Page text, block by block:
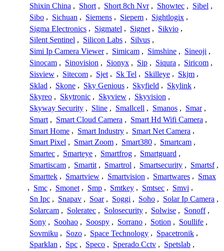
Shixin China , Short , Short 8ch Nvr , Showtec , Sibel ,
Sibo , Sichuan , Siemens , Siepem , Sightlogix ,
Sigma Electronics , Sigmatel , Signet , Sikvio ,
Silent Sentinel , Silicon Labs , Silvus ,
Simi Ip Camera Viewer , Simicam , Simshine , Sineoji ,
Sinocam , Sinovision , Sionyx , Sip , Siqura , Siricom ,
Sisview , Sitecom , Sjet , Sk Tel , Skilleye , Skjm ,
Sklad , Skone , Sky Genious , Skyfield , Skylink ,
Skyreo , Skytronic , Skyview , Skyvision ,
Skyway Security , Sline , Smallcell , Smanos , Smar ,
Smart , Smart Cloud Camera , Smart Hd Wifi Camera ,
Smart Home , Smart Industry , Smart Net Camera ,
Smart Pixel , Smart Zoom , Smart380 , Smartcam ,
Smartec , Smarteye , Smartfrog , Smartguard ,
Smartiscam , Smartit , Smartrol , Smartsecurity , Smartsf ,
Smarttek , Smartview , Smartvision , Smartwares , Smax
, Smc , Smonet , Smp , Smtkey , Smtsec , Smvi ,
Sn Ipc , Snapav , Soar , Soggi , Soho , Solar Ip Camera ,
Solarcam , Soleratec , Solosecurity , Solwise , Sonoff ,
Sony , Soohao , Soospy , Sorrano , Sotion , Soullife ,
Sovmiku , Sozo , Space Technology , Spacetronik ,
Sparklan , Spc , Speco , Sperado Cctv , Spetslab ,